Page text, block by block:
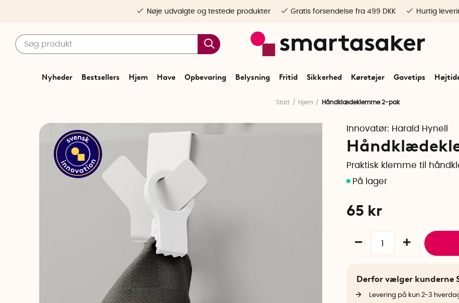
Nyheder Bestsellers Hjem Have Opbevaring Belysning Fritid Sikkerhed Køretøjer Gavetips
Nøje udvalgte og testede produkter Gratis forsendelse fra 499 DKK Hurtig
Start Hjem Håndklædeklemme 2-pak
Innovatør: Harald Hynell
Praktisk klemme til
65 kr
Derfor vælger kunderne
Levering på kun 2-3